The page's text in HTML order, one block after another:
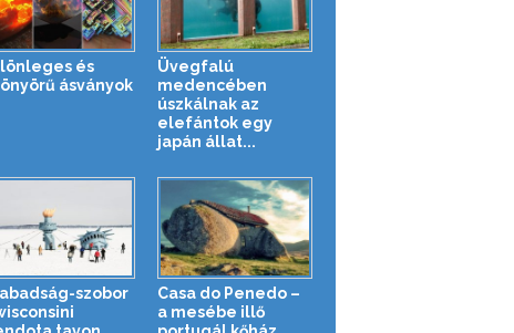
és
ásványok
Üvegfalú
medencében
úszkálnak az
elefántok egy
japán állat...
szobor
Casa do Penedo –
a mesébe illő